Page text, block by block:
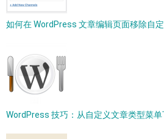
如何在 WordPress 文章编辑页面移除自
WordPress 技巧：从自定义文章类型菜